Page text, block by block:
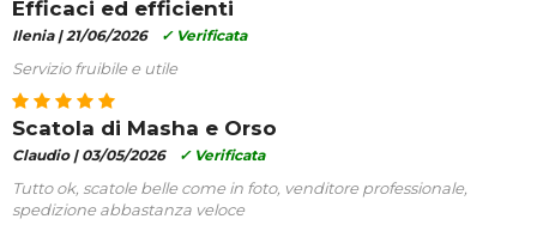
Efficaci ed efficienti
Ilenia |21/06/2026 ✓ Verificata
Servizio fruibile e utile
Scatola di Masha e Orso
Claudio | 03/05/2026 ✓ Verificata
Tutto ok, scatole belle come in foto, venditore professionale,
spedizione abbastanza veloce